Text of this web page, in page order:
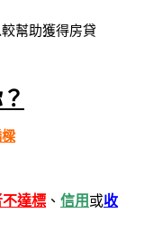
幫助獲得房貸
？
達標 、 信用 或收